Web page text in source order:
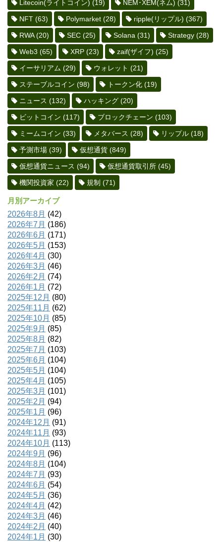
Litecoin(ライトコイン) (19) NEM･XEM(ネム) (31)
NFT (63) Polymarket (28) ripple(リップル) (367)
RWA(20) SEC (25) Solana (31) Strategy (28)
Web3 (65) XRP (23) zaif(ザイフ) (25)
イーサリアム (29) ウォレット (21)
ステーブルコイン (98) トークン化 (19)
ニュース (132) ハッキング (20)
ビットコイン (117) ブロックチェーン (103)
ミームコイン (33) メタバース (28) リップル (18)
予測市場 (39) 仮想通貨 (849)
仮想通貨ニュース (94) 仮想通貨取引所 (45)
機関投資家 (22) 規制 (71)
月別アーカイブ
2026年8月 (42)
2026年7月 (186)
2026年6月 (171)
2026年5月 (153)
2026年4月 (30)
2026年3月 (46)
2026年2月 (74)
2026年1月 (72)
2025年12月 (80)
2025年11月 (62)
2025年10月 (85)
2025年9月 (85)
2025年8月 (82)
2025年7月 (103)
2025年6月 (104)
2025年5月 (104)
2025年4月 (105)
2025年3月 (101)
2025年2月 (94)
2025年1月 (96)
2024年12月 (91)
2024年11月 (93)
2024年10月 (113)
2024年9月 (96)
2024年8月 (104)
2024年7月 (93)
2024年6月 (54)
2024年5月 (36)
2024年4月 (42)
2024年3月 (46)
2024年2月 (40)
2024年1月 (30)